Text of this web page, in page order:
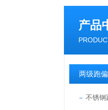
产品
两级跑
不锈钢